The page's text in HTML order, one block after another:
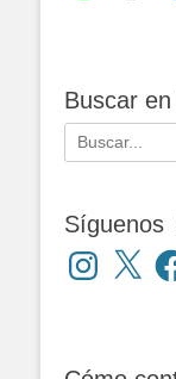
Buscar
Buscar:
Síguenos
Instagram
X